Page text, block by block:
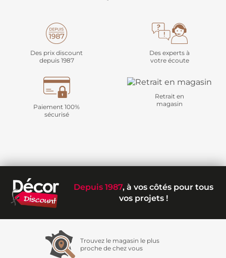
Des prix discount
depuis 1987
Des experts à
votre écoute
Paiement 100%
sécurisé
Retrait en
magasin
Depuis 1987, à vos côtés pour tous
vos projets !
Trouvez le magasin le plus
proche de chez vous